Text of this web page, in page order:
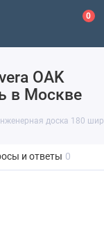
0
OAK
в Москве
доска 180
и ответы 0